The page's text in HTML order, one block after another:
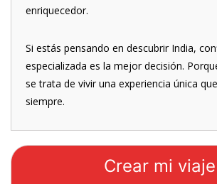
enriquecedor.
Si estás pensando en descubrir India,
especializada es la mejor decisión.
se trata de vivir una experiencia única
siempre.
Crear mi viaje